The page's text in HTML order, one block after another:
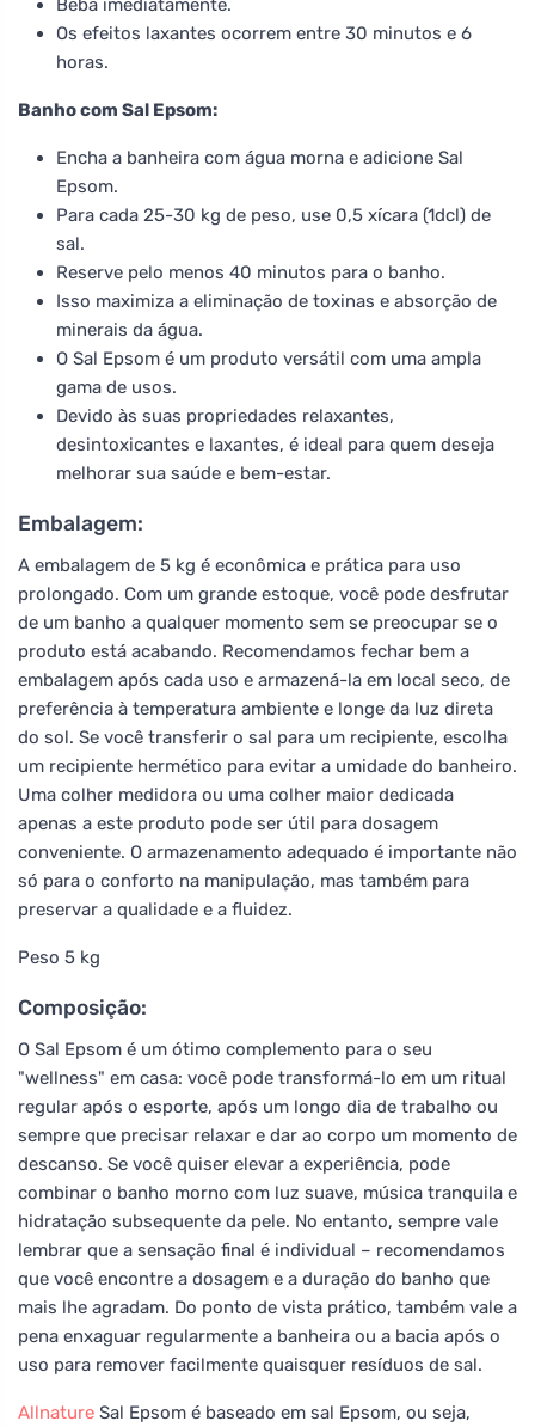
Os efeitos laxantes ocorrem entre 30 minutos e 6
horas.
Banho com Sal Epsom:
Encha a banheira com água morna e adicione Sal
Epsom.
Para cada 25-30 kg de peso, use 0,5 xícara (1dcl) de
sal.
Reserve pelo menos 40 minutos para o banho.
Isso maximiza a eliminação de toxinas e absorção de
minerais da água.
O Sal Epsom é um produto versátil com uma ampla
gama de usos.
Devido às suas propriedades relaxantes,
desintoxicantes e laxantes, é ideal para quem deseja
melhorar sua saúde e bem-estar.
Embalagem:
A embalagem de 5 kg é econômica e prática para uso
prolongado. Com um grande estoque, você pode desfrutar
de um banho a qualquer momento sem se preocupar se o
produto está acabando. Recomendamos fechar bem a
embalagem após cada uso e armazená-la em local seco, de
preferência à temperatura ambiente e longe da luz direta
do sol. Se você transferir o sal para um recipiente, escolha
um recipiente hermético para evitar a umidade do banheiro.
Uma colher medidora ou uma colher maior dedicada
apenas a este produto pode ser útil para dosagem
conveniente. O armazenamento adequado é importante não
só para o conforto na manipulação, mas também para
preservar a qualidade e a fluidez.
Peso 5 kg
Composição:
O Sal Epsom é um ótimo complemento para o seu
"wellness" em casa: você pode transformá-lo em um ritual
regular após o esporte, após um longo dia de trabalho ou
sempre que precisar relaxar e dar ao corpo um momento de
descanso. Se você quiser elevar a experiência, pode
combinar o banho morno com luz suave, música tranquila e
hidratação subsequente da pele. No entanto, sempre vale
lembrar que a sensação final é individual – recomendamos
que você encontre a dosagem e a duração do banho que
mais lhe agradam. Do ponto de vista prático, também vale a
pena enxaguar regularmente a banheira ou a bacia após o
uso para remover facilmente quaisquer resíduos de sal.
Allnature Sal Epsom é baseado em sal Epsom, ou seja,